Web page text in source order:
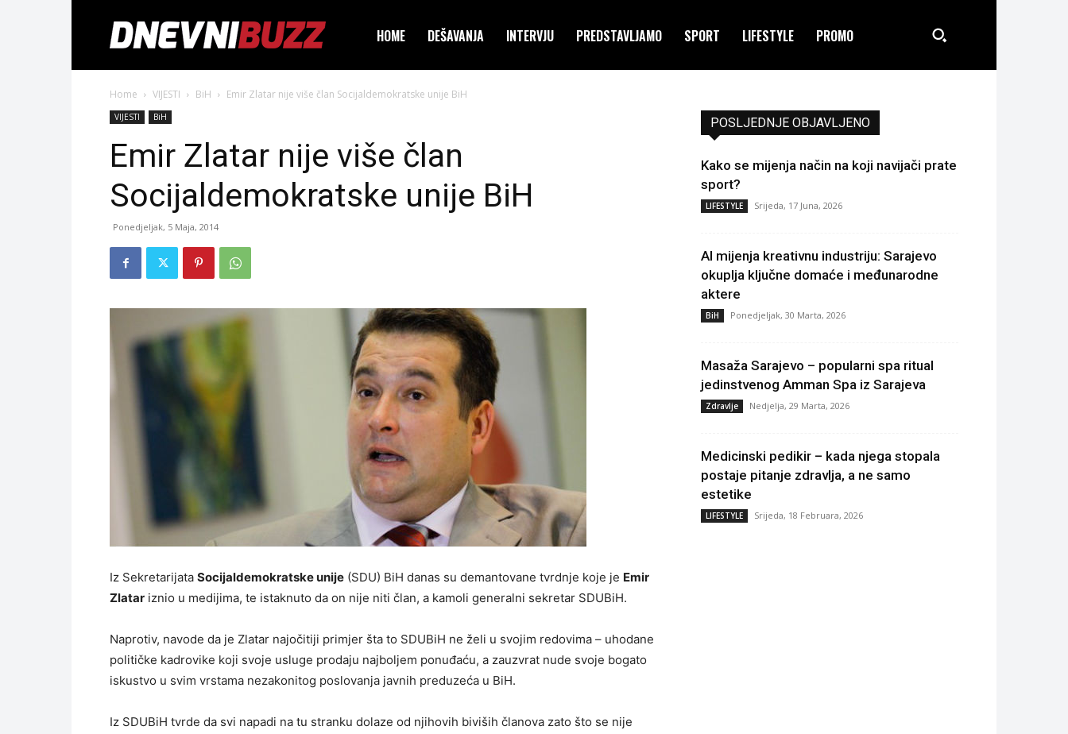
HOME DEŠAVANJA INTERVJU PREDSTAVLJAMO SPORT LIFESTYLE PROMO
Home VIJESTI BiH Emir Zlatar nije više član Socijaldemokratske unije BiH
VIJESTI BiH
Emir Zlatar nije više član
Socijaldemokratske unije BiH
Ponedjeljak, 5 Maja, 2014
Iz Sekretarijata Socijaldemokratske unije (SDU) BiH danas su demantovane tvrdnje koje je Emir
Zlatar iznio u medijima, te istaknuto da on nije niti član, a kamoli generalni sekretar SDUBiH.
Naprotiv, navode da je Zlatar najočitiji primjer šta to SDUBiH ne želi u svojim redovima – uhodane
političke kadrovike koji svoje usluge prodaju najboljem ponuđaću, a zauzvrat nude svoje bogato
iskustvo u svim vrstama nezakonitog poslovanja javnih preduzeća u BiH.
Iz SDUBiH tvrde da svi napadi na tu stranku dolaze od njihovih biviših članova zato što se nije
POSLJEDNJE OBJAVLJENO
Kako se mijenja način na koji navijači prate
sport?
LIFESTYLE Srijeda, 17 Juna, 2026
AI mijenja kreativnu industriju: Sarajevo
okuplja ključne domaće i međunarodne
aktere
BiH Ponedjeljak, 30 Marta, 2026
Masaža Sarajevo – popularni spa ritual
jedinstvenog Amman Spa iz Sarajeva
Zdravlje Nedjelja, 29 Marta, 2026
Medicinski pedikir – kada njega stopala
postaje pitanje zdravlja, a ne samo
estetike
LIFESTYLE Srijeda, 18 Februara, 2026